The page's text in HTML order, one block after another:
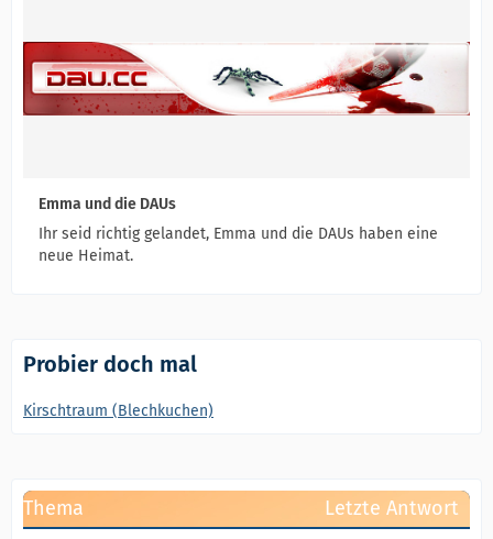
Emma und die DAUs
Ihr seid richtig gelandet, Emma und die DAUs haben eine
neue Heimat.
Probier doch mal
Kirschtraum (Blechkuchen)
Thema Letzte Antwort